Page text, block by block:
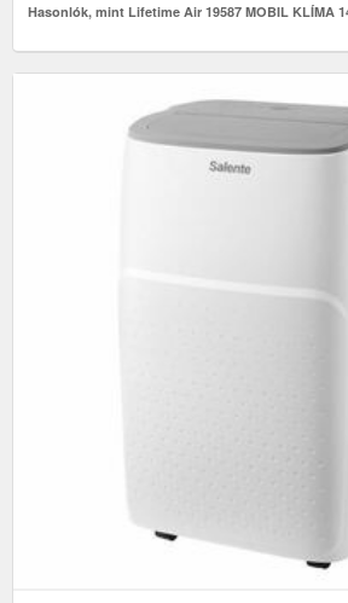
Hasonlók, mint Lifetime Air 19587 MOBIL KLÍMA